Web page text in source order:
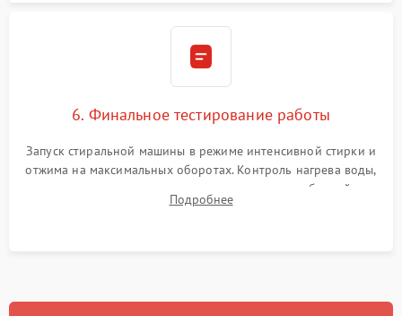
6. Финальное тестирование работы
Запуск стиральной машины в режиме интенсивной стирки и
отжима на максимальных оборотах. Контроль нагрева воды,
корректности слива, отсутствия излишних вибраций,
посторонних стуков и протечек под корпусом.
Подробнее